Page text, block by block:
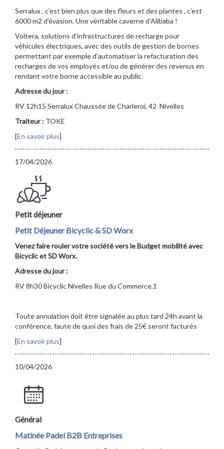
Serralux , c’est bien plus que des fleurs et des plantes , c’est
6000 m2 d’évasion. Une véritable caverne d’Alibaba !
Voltera, solutions d’infrastructures de recharge pour
véhicules électriques, avec des outils de gestion de bornes
permettant par exemple d’automatiser la refacturation des
recharges de vos employés et/ou de générer des revenus en
rendant votre borne accessible au public.
Adresse du jour :
RV 12h15 Serralux Chaussée de Charleroi, 42 Nivelles
Traiteur : TOKE
[En savoir plus]
17/04/2026
Petit déjeuner
Petit Déjeuner Bicyclic & SD Worx
Venez faire rouler votre société vers le Budget mobilité avec
Bicyclic et SD Worx.
Adresse du jour :
RV 8h30 Bicyclic Nivelles Rue du Commerce,1
Toute annulation doit être signalée au plus tard 24h avant la
conférence, faute de quoi des frais de 25€ seront facturés
[En savoir plus]
10/04/2026
Général
Matinée Padel B2B Entreprises